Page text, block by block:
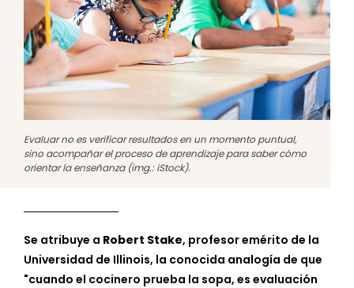
Evaluar no es verificar resultados en un momento puntual,
sino acompañar el proceso de aprendizaje para saber cómo
orientar la enseñanza (img.: iStock).
Se atribuye a Robert Stake, profesor emérito de la
Universidad de Illinois, la conocida analogía de que
"cuando el cocinero prueba la sopa, es evaluación